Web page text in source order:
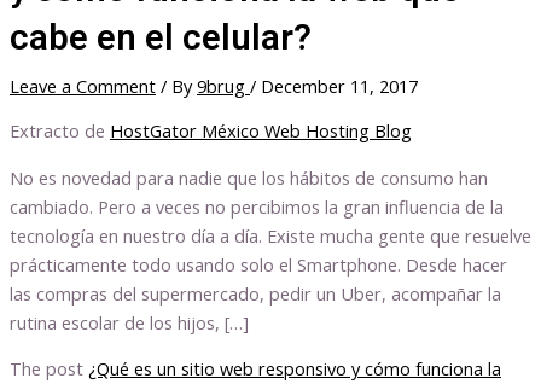
cabe en el celular?
Leave a Comment / By9brug / December 11, 2017
Extracto de HostGator México Web Hosting Blog
No es novedad para nadie que los hábitos de consumo han
cambiado. Pero a veces no percibimos la gran influencia de la
tecnología en nuestro día a día. Existe mucha gente que resuelve
prácticamente todo usando solo el Smartphone. Desde hacer
las compras del supermercado, pedir un Uber, acompañar la
rutina escolar de los hijos, […]
The post ¿Qué es un sitio web responsivo y cómo funciona la